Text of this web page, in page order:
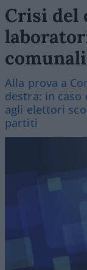
Crisi del
Alla prova a
destra: in
agli elettori
partiti